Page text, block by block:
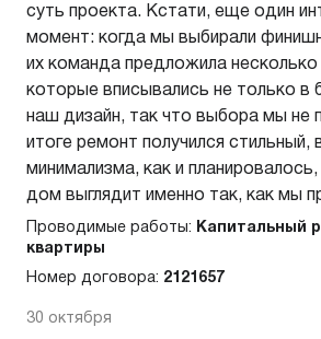
суть проекта. Кстати, еще один
момент: когда мы выбирали
их команда предложила несколько
которые вписывались не только в
наш дизайн, так что выбора мы не
итоге ремонт получился стильный,
минимализма, как и
дом выглядит именно так, как мы
Проводимые работы:
Капитальный
квартиры
Номер договора: 2121657
30 октября